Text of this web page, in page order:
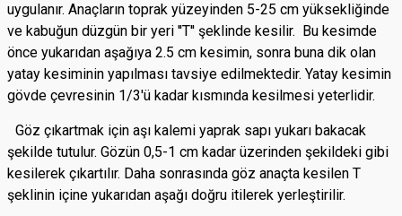
uygulanır. Anaçların toprak yüzeyinden 5-25 cm yüksekliğinde
ve kabuğun düzgün bir yeri ''T'' şeklinde kesilir. Bu kesimde
önce yukarıdan aşağıya 2.5 cm kesimin, sonra buna dik olan
yatay kesiminin yapılması tavsiye edilmektedir. Yatay kesimin
gövde çevresinin 1/3'ü kadar kısmında kesilmesi yeterlidir.
Göz çıkartmak için aşı kalemi yaprak sapı yukarı bakacak
şekilde tutulur. Gözün 0,5-1 cm kadar üzerinden şekildeki gibi
kesilerek çıkartılır. Daha sonrasında göz anaçta kesilen T
şeklinin içine yukarıdan aşağı doğru itilerek yerleştirilir.